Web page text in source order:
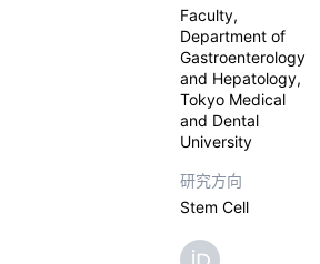
Faculty,
Department of
Gastroenterology
and Hepatology,
Tokyo Medical
and Dental
University
研究方向
Stem Cell